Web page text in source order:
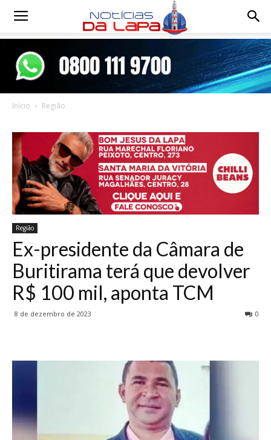
Notícias
Início Região
Região
Ex-presidente da Câmara de
Buritirama terá que devolver
R$ 100 mil, aponta TCM
8 de dezembro de 2023 0